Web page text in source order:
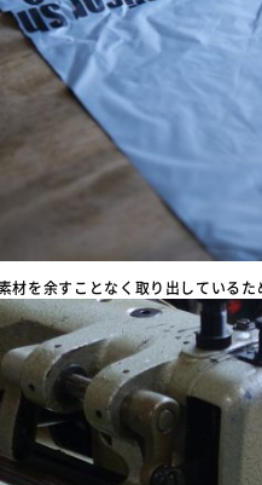
材を余すことなく取り出しているた